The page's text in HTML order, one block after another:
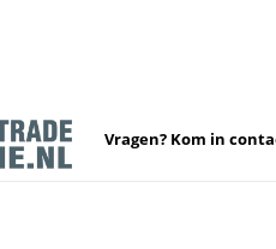
Vragen? Kom in